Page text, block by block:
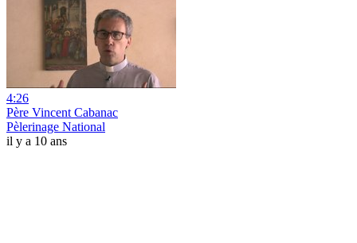
4:26
Père Vincent Cabanac
Pèlerinage National
il y a 10 ans